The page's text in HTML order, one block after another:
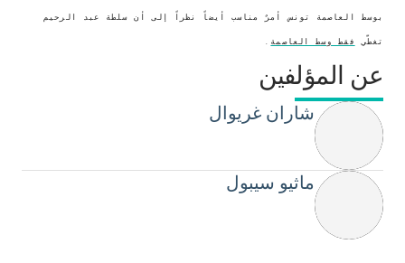
بوسط العاصمة تونس أمرٌ مناسب أيضاً نظراً إلى أن سلطة عبد الرحيم
تغطّي فقط وسط العاصمة .
عن المؤلفين
شاران غريوال
ماثيو سيبول